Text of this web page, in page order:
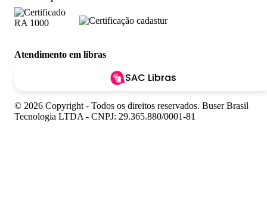
Atendimento em libras
SAC Libras
© 2026 Copyright - Todos os direitos reservados. Buser Brasil
Tecnologia LTDA - CNPJ: 29.365.880/0001-81